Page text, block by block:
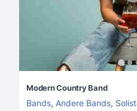
Modern Country Band
Bands, Andere Bands,